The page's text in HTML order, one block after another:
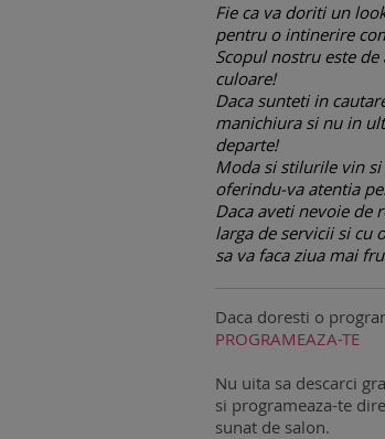
Fie ca va doriti un
pentru o intinerire
Scopul nostru este
culoare!
Daca sunteti in
manichiura si nu in
departe!
Moda si stilurile vin si
oferindu-va atentia
Daca aveti nevoie de
larga de servicii si cu
sa va faca ziua mai
Daca doresti o
PROGRAMEAZA-TE
Nu uita sa descarci
si programeaza-te
sunat de salon.